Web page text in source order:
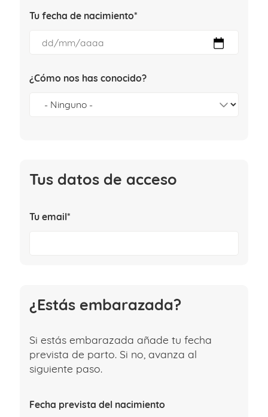
Tu fecha de nacimiento*
¿Cómo nos has conocido?
Tus datos de acceso
Tu email*
¿Estás embarazada?
Si estás embarazada añade tu fecha
prevista de parto. Si no, avanza al
siguiente paso.
Fecha prevista del nacimiento